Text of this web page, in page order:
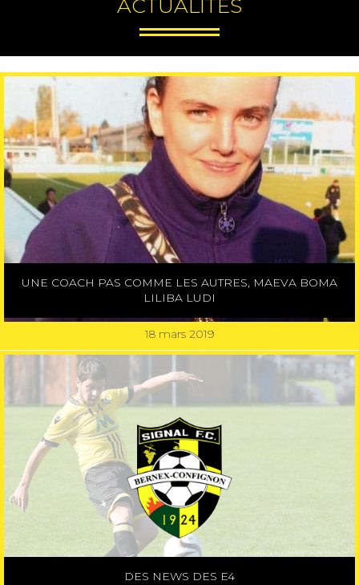
ACTUALITÉS
UNE COACH PAS COMME LES AUTRES, MAEVA BOMA
LILIBA LUDI
18 mars 2019
DES NEWS DES E4